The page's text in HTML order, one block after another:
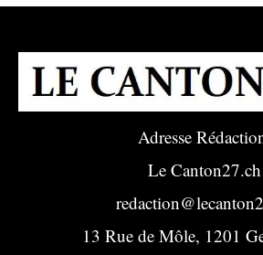
Adresse
Le Canton27.ch
13 Rue de Môle, 1201